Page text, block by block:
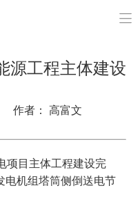
经济

源工程主体建设
作者： 高富文
项目主体工程建设完
电机组塔筒侧倒送电节